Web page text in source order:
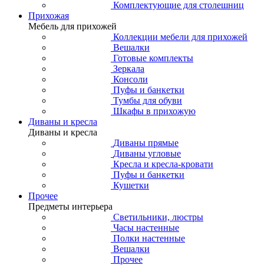
Комплектующие для столешниц
Прихожая
Мебель для прихожей
Коллекции мебели для прихожей
Вешалки
Готовые комплекты
Зеркала
Консоли
Пуфы и банкетки
Тумбы для обуви
Шкафы в прихожую
Диваны и кресла
Диваны и кресла
Диваны прямые
Диваны угловые
Кресла и кресла-кровати
Пуфы и банкетки
Кушетки
Прочее
Предметы интерьера
Светильники, люстры
Часы настенные
Полки настенные
Вешалки
Прочее